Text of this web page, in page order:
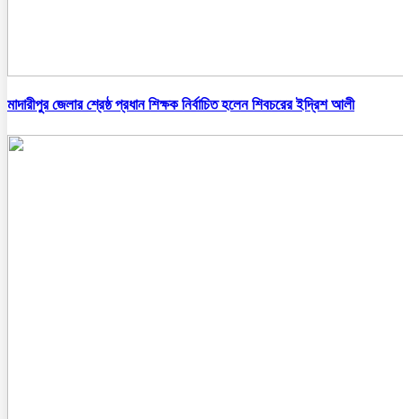
মাদারীপুর জেলার শ্রেষ্ঠ প্রধান শিক্ষক নির্বাচিত হলেন শিবচরের ইদ্রিশ আলী